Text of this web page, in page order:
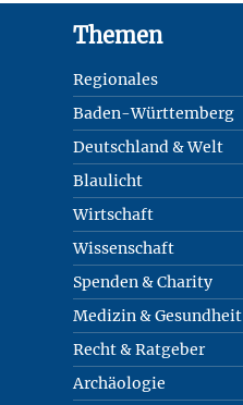
Themen
Regionales
Baden-Württemberg
Deutschland & Welt
Blaulicht
Wirtschaft
Wissenschaft
Spenden & Charity
Medizin & Gesundheit
Recht & Ratgeber
Archäologie